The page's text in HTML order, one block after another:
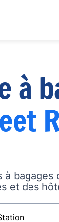
à
à bagages
et des